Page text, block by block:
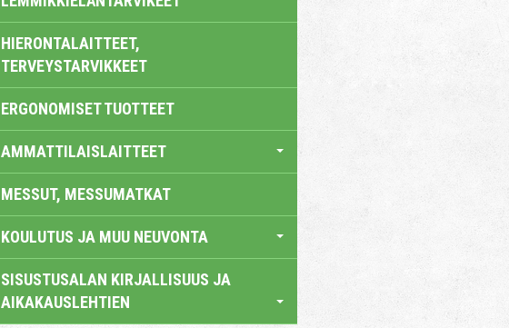
HIERONTALAITTEET,
TERVEYSTARVIKKEET
ERGONOMISET TUOTTEET
AMMATTILAISLAITTEET
MESSUT, MESSUMATKAT
KOULUTUS JA MUU NEUVONTA
SISUSTUSALAN KIRJALLISUUS JA
AIKAKAUSLEHTIEN